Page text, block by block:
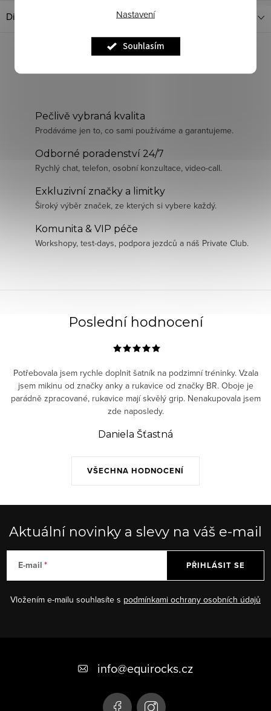
Nastavení
Souhlasím
Diskuze
Pečlivě vybraná kvalita
Prodáváme jen to, co sami používáme a garantujeme.
Odborné poradenství 24/7
Rychlý chat, telefon, osobní konzultace, video-call.
Exkluzivní značky a limitky
Široký výběr značek, ze kterých si vybere každý.
Komunita & VIP péče
Workshopy, test-days, podpora jezdců a náš Private Club.
Poslední hodnocení
VŠECHNA HODNOCENÍ
Potřebovala jsem rychle doplnit šatník na podzimní tréninky. Vzala
jsem mikinu od značky anky a rukavice od značky BR. Oboje je
parádně zpracované, rukavice mají skvělý grip. Nenakupovala jsem
zde naposledy.
Daniela Šťastná
Aktuální novinky a slevy na váš e-mail
E-mail
Vložením e-mailu souhlasíte s podmínkami ochrany osobních údajů
PŘIHLÁSIT SE
info@equirocks.cz